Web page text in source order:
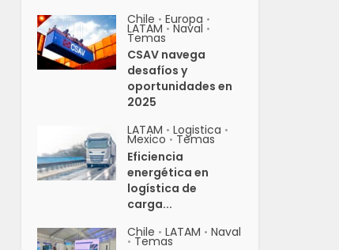
Chile • Europa •
LATAM • Naval •
Temas
CSAV navega
desafíos y
oportunidades en
2025
LATAM • Logistica •
Mexico • Temas
Eficiencia
energética en
logística de
carga...
Chile • LATAM • Naval
• Temas